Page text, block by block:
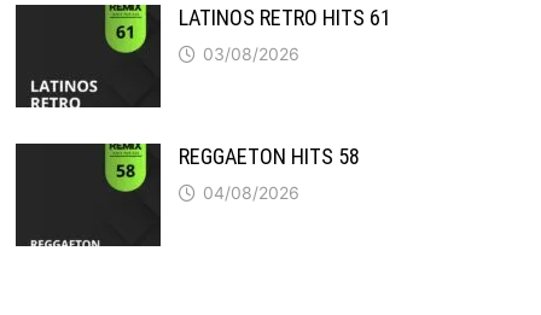
LATINOS RETRO HITS 61
03/08/2026
REGGAETON HITS 58
04/08/2026